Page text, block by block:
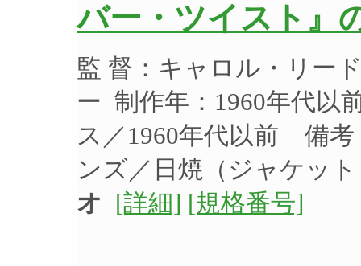
バー・ツイスト』
監 督：キャロル・リー
ー 制作年：1960年代以
ス／1960年代以前 備考
ンズ／日焼（ジャケッ
オ [詳細] [規格番号]